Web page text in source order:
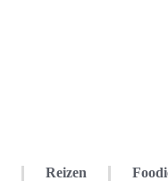
Reizen